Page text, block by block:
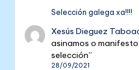
Selección galega xa!!!!
Xesús Dieguez
asinamos o
selección”
28/09/2021